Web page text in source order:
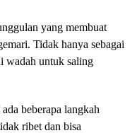
yang membuat
Tidak hanya sebagai
wadah untuk saling
beberapa langkah
ribet dan bisa